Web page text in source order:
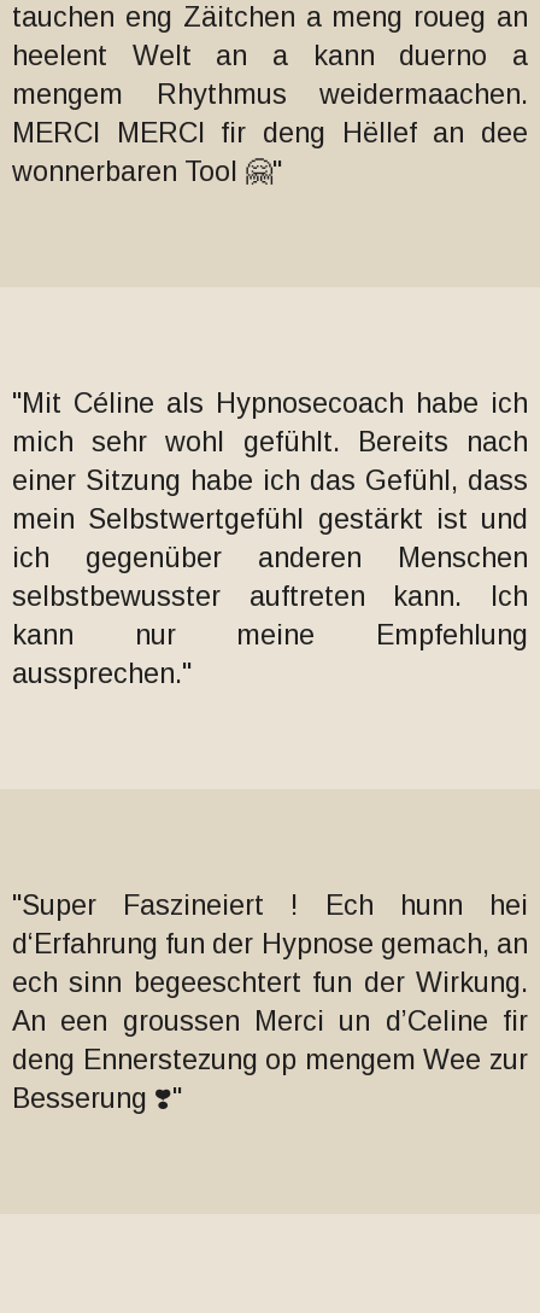
tauchen eng Zäitchen a meng roueg an
heelent Welt an a kann duerno a
mengem Rhythmus weidermaachen.
MERCI MERCI fir deng Hëllef an dee
wonnerbaren Tool 🤗"
"Mit Céline als Hypnosecoach habe ich
mich sehr wohl gefühlt. Bereits nach
einer Sitzung habe ich das Gefühl, dass
mein Selbstwertgefühl gestärkt ist und
ich gegenüber anderen Menschen
selbstbewusster auftreten kann. Ich
kann nur meine Empfehlung
aussprechen."
"Super Faszineiert ! Ech hunn hei
d‘Erfahrung fun der Hypnose gemach, an
ech sinn begeeschtert fun der Wirkung.
An een groussen Merci un d’Celine fir
deng Ennerstezung op mengem Wee zur
Besserung ❣️"